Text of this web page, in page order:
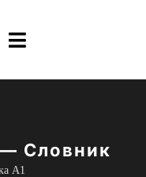
Toggle
Словник
А1